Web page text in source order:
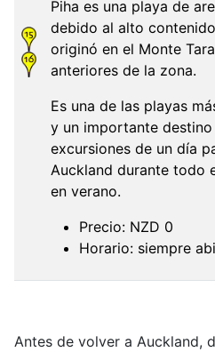
Piha es una playa de
debido al alto
originó en el Monte
anteriores de la zona.
Es una de las playas
y un importante
excursiones de un día
Auckland durante todo
en verano.
Precio: NZD 0
Horario: siempre
Antes de volver a Auckland,